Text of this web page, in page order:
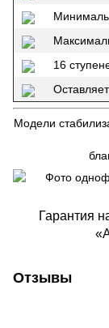
16
Модели
Гарантия
Отзывы